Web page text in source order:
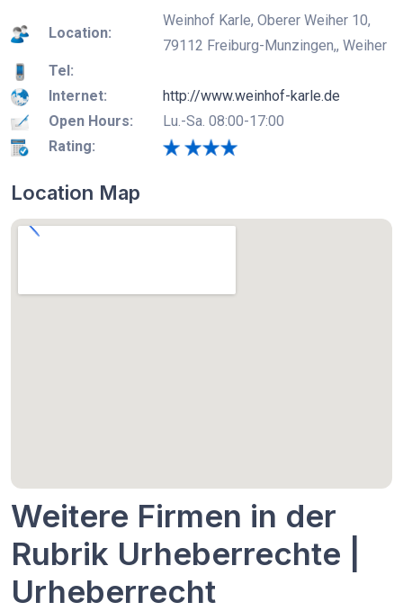
Location:
Weinhof Karle, Oberer Weiher 10,
79112 Freiburg-Munzingen,, Weiher
Tel:
Internet:
http://www.weinhof-karle.de
Open Hours:
Lu.-Sa. 08:00-17:00
Rating:
Location Map
Weitere Firmen in der
Rubrik Urheberrechte |
Urheberrecht